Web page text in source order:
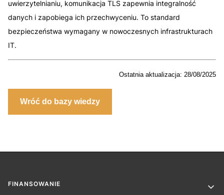
uwierzytelnianiu, komunikacja TLS zapewnia integralność
danych i zapobiega ich przechwyceniu. To standard
bezpieczeństwa wymagany w nowoczesnych infrastrukturach
IT.
Ostatnia aktualizacja: 28/08/2025
Wróć do bazy wiedzy
Linki w stopce
FINANSOWANIE